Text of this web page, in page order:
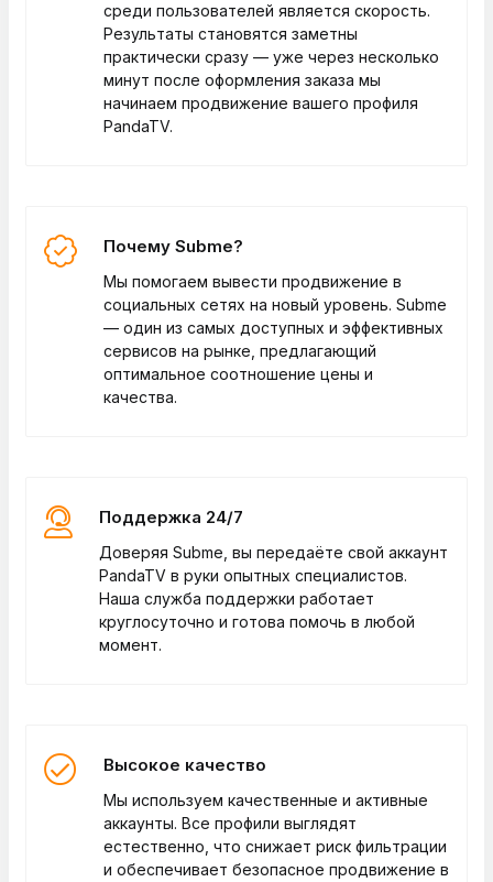
среди пользователей является скорость.
Результаты становятся заметны
практически сразу — уже через несколько
минут после оформления заказа мы
начинаем продвижение вашего профиля
PandaTV.
Почему Subme?
Мы помогаем вывести продвижение в
социальных сетях на новый уровень. Subme
— один из самых доступных и эффективных
сервисов на рынке, предлагающий
оптимальное соотношение цены и
качества.
Поддержка 24/7
Доверяя Subme, вы передаёте свой аккаунт
PandaTV в руки опытных специалистов.
Наша служба поддержки работает
круглосуточно и готова помочь в любой
момент.
Высокое качество
Мы используем качественные и активные
аккаунты. Все профили выглядят
естественно, что снижает риск фильтрации
и обеспечивает безопасное продвижение в